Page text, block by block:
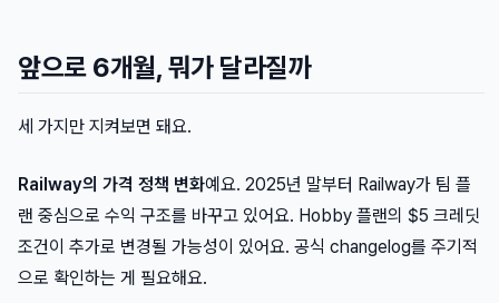
앞으로 6개월, 뭐가 달라질까
세 가지만 지켜보면 돼요.
Railway의 가격 정책 변화예요. 2025년 말부터 Railway가 팀 플
랜 중심으로 수익 구조를 바꾸고 있어요. Hobby 플랜의 $5 크레딧
조건이 추가로 변경될 가능성이 있어요. 공식 changelog를 주기적
으로 확인하는 게 필요해요.